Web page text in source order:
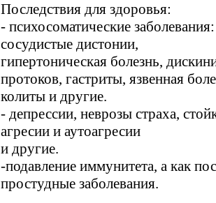
Последствия для здоровья:
- психосоматические
сосудистые дистонии,
гипертоническая болезнь,
протоков, гастриты, язвенная
колиты и другие.
- депрессии, неврозы страха,
агресии и аутоагресии
и другие.
-подавление иммунитета, а как
простудные заболевания.